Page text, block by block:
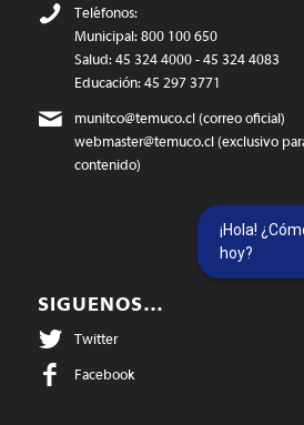
Teléfonos:
Municipal: 800 100 650
Salud: 45 324 4000 - 45 324 4083
Educación: 45 297 3771
munitco@temuco.cl(correo oficial)
webmaster@temuco.cl(exclusivo
contenido)
SIGUENOS…
Twitter
Facebook
¡Hola!
hoy?